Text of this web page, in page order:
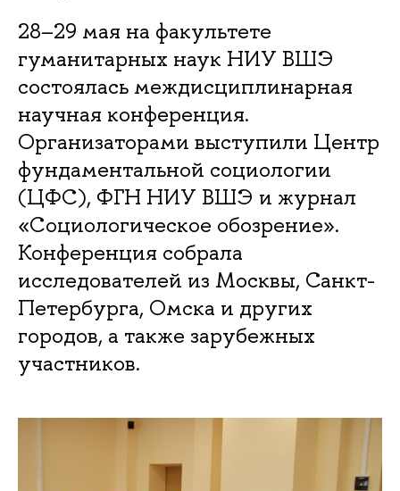
28–29 мая на факультете
гуманитарных наук НИУ ВШЭ
состоялась междисциплинарная
научная конференция.
Организаторами выступили Центр
фундаментальной социологии
(ЦФС), ФГН НИУ ВШЭ и журнал
«Социологическое обозрение».
Конференция собрала
исследователей из Москвы, Санкт-
Петербурга, Омска и других
городов, а также зарубежных
участников.